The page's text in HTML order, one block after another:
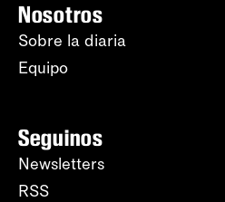
Nosotros
Sobre la diaria
Equipo
Seguinos
Newsletters
RSS